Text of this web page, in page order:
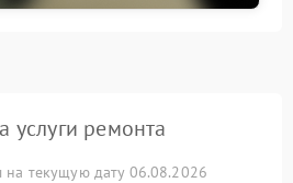
услуги ремонта
на текущую дату 06.08.2026